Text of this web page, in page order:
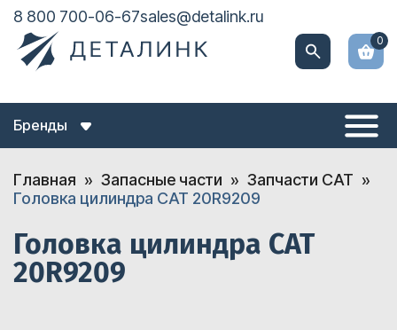
8 800 700-06-67sales@detalink.ru
0
Бренды
Главная Запасные части
Запчасти CAT
Головка цилиндра CAT 20R9209
Головка цилиндра CAT
20R9209